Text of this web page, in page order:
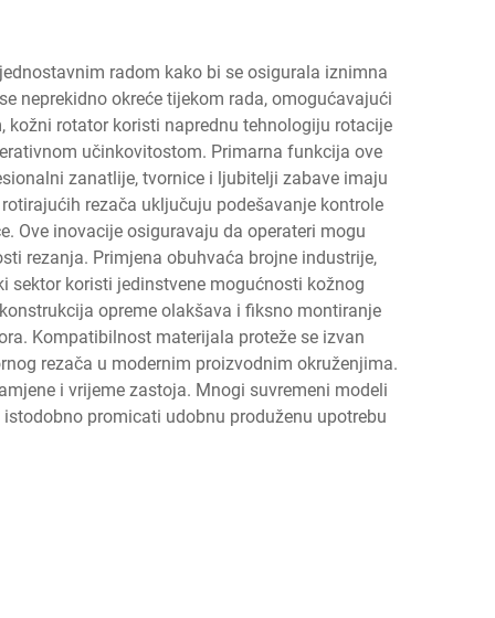
radom kako bi se osigurala iznimna
neprekidno okreće tijekom rada, omogućavajući
kožni rotator koristi naprednu tehnologiju rotacije
učinkovitostom. Primarna funkcija ove
zanatlije, tvornice i ljubitelji zabave imaju
rezača uključuju podešavanje kontrole
Ove inovacije osiguravaju da operateri mogu
rezanja. Primjena obuhvaća brojne industrije,
sektor koristi jedinstvene mogućnosti kožnog
opreme olakšava i fiksno montiranje
Kompatibilnost materijala proteže se izvan
rezača u modernim proizvodnim okruženjima.
i vrijeme zastoja. Mnogi suvremeni modeli
promicati udobnu produženu upotrebu